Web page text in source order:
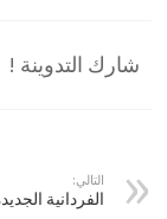
شارك التدوينة !
التالي:
الفردانية